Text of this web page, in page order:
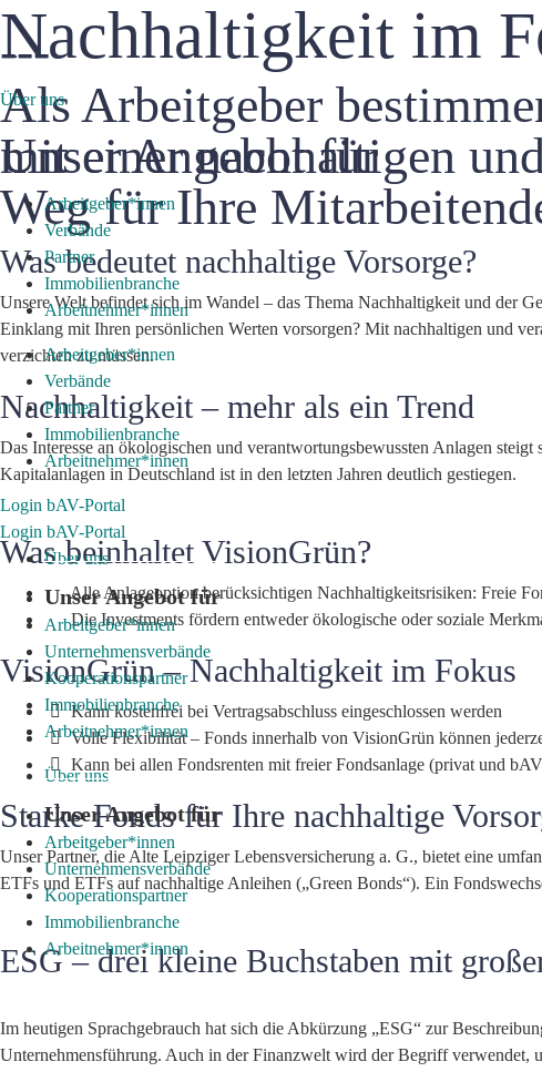
---
Über uns
Unser Angebot für
Arbeitgeber*innen
Verbände
Partner
Immobilienbranche
Arbeitnehmer*innen
Arbeitgeber*innen
Verbände
Partner
Immobilienbranche
Arbeitnehmer*innen
Login bAV-Portal
Login bAV-Portal
Über uns
Unser Angebot für
Arbeitgeber*innen
Unternehmensverbände
Kooperationspartner
Immobilienbranche
Arbeitnehmer*innen
Über uns
Unser Angebot für
Arbeitgeber*innen
Unternehmensverbände
Kooperationspartner
Immobilienbranche
Arbeitnehmer*innen
Nachhaltigkeit im
Als Arbeitgeber
mit einer nachhaltigen
Weg für Ihre
Was bedeutet nachhaltige Vorsorge?
Unsere Welt befindet sich im Wandel – das Thema Nachhaltigkeit und der
Einklang mit Ihren persönlichen Werten vorsorgen? Mit nachhaltigen und
verzichten zu müssen.
Nachhaltigkeit – mehr als ein Trend
Das Interesse an ökologischen und verantwortungsbewussten Anlagen
Kapitalanlagen in Deutschland ist in den letzten Jahren deutlich gestiegen.
Was beinhaltet VisionGrün?
Alle Anlageoption berücksichtigen Nachhaltigkeitsrisiken: Freie
Die Investments fördern entweder ökologische oder soziale
VisionGrün – Nachhaltigkeit im Fokus
Kann kostenfrei bei Vertragsabschluss eingeschlossen werden
Volle Flexibilität – Fonds innerhalb von VisionGrün können
Kann bei allen Fondsrenten mit freier Fondsanlage (privat und
Starke Fonds für Ihre nachhaltige
Unser Partner, die Alte Leipziger Lebensversicherung a. G., bietet eine
ETFs und ETFs auf nachhaltige Anleihen („Green Bonds“). Ein
ESG – drei kleine Buchstaben mit
Im heutigen Sprachgebrauch hat sich die Abkürzung „ESG“ zur
Unternehmensführung. Auch in der Finanzwelt wird der Begriff verwendet,